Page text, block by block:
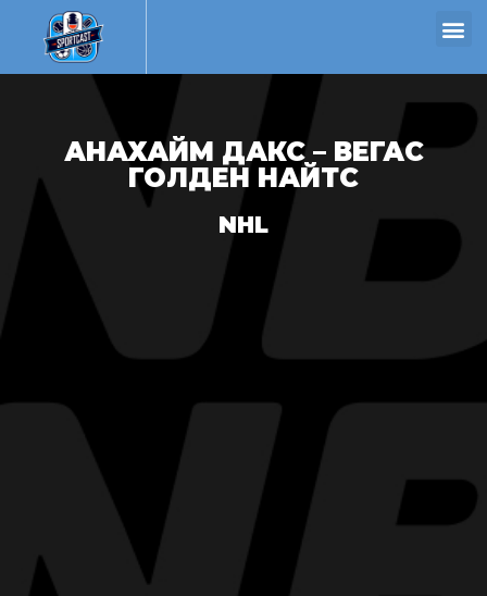
АНАХАЙМ ДАКС – ВЕГАС
ГОЛДЕН НАЙТС
NHL